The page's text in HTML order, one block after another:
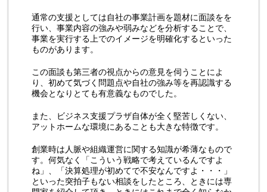
通常の支援としては自社の事業計画を題材に面談をを
行い、事業内容の強みや弱みなどを分析することで、
事業を実行する上でのイメージを明確化するといった
ものがあります。
この面談も第三者の視点からの意見を伺うことによ
り、初めて気づく問題点や自社の強み等を再認識する
機会となりとても有意義なものでした。
また、ビジネス支援プラザ自体が全く堅苦しくない、
アットホームな環境にあることも大きな特徴です。
創業時は人脈や組織運営に関する知識が希薄なもので
す。何気なく「こういう戦略で考えているんですよ
ね」、「決算処理が初めてで不安なんですよ・・・」
といった突拍子もない相談をしたところ、ときには専